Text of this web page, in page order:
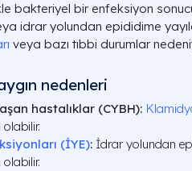
bakteriyel bir enfeksiyon
idrar yolundan epididime
veya bazı tıbbi durumlar
nedenleri
hastalıklar (CYBH):
olabilir.
(İYE): İdrar yolundan
olabilir.